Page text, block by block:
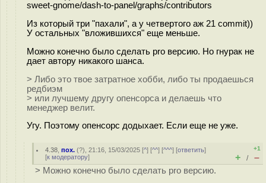
sweet-gnome/dash-to-panel/graphs/contributors
Из который три "пахали", а у четвертого аж 21 commit))
У остальных "вложившихся" еще меньше.
Можно конечно было сделать pro версию. Но гнурак не
дает автору никакого шанса.
> Либо это твое затратное хобби, либо ты продаешься
редбиэм
> или лучшему другу опенсорса и делаешь что
менеджер велит.
Угу. Поэтому опенсорс додыхает. Если еще не уже.
4.38 ,пох. (?), 21:16, 15/03/2025 [^] [^^] [^^^] [ответить]
[к модератору]
+1
+ / –
> Можно конечно было сделать pro версию.